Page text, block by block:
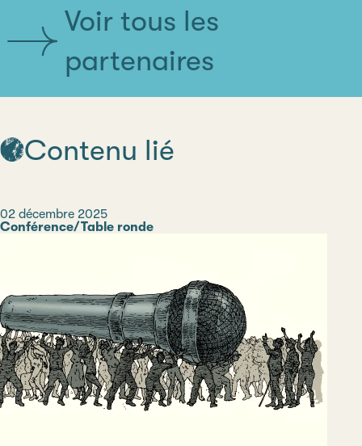
Voir tous les
partenaires
Contenu lié
Date
02 décembre 2025
Catégorie
Conférence/Table ronde